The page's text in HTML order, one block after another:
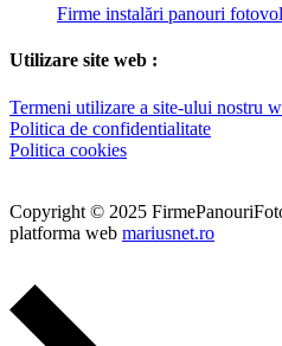
Firme instalări panouri
Utilizare site web :
Termeni utilizare a site-ului nostru
Politica de confidentialitate
Politica cookies
Copyright © 2025
platforma web mariusnet.ro